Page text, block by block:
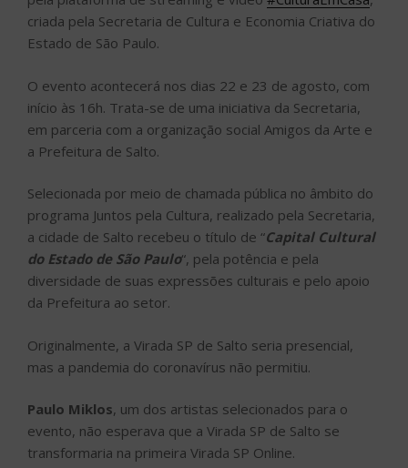
criada pela Secretaria de Cultura e Economia Criativa do
Estado de São Paulo.
O evento acontecerá nos dias 22 e 23 de agosto, com
início às 16h. Trata-se de uma iniciativa da Secretaria,
em parceria com a organização social Amigos da Arte e
a Prefeitura de Salto.
Selecionada por meio de chamada pública no âmbito do
programa Juntos pela Cultura, realizado pela Secretaria,
a cidade de Salto recebeu o título de “Capital Cultural
do Estado de São Paulo“, pela potência e pela
diversidade de suas expressões culturais e pelo apoio
da Prefeitura ao setor.
Originalmente, a Virada SP de Salto seria presencial,
mas a pandemia do coronavírus não permitiu.
Paulo Miklos, um dos artistas selecionados para o
evento, não esperava que a Virada SP de Salto se
transformaria na primeira Virada SP Online.